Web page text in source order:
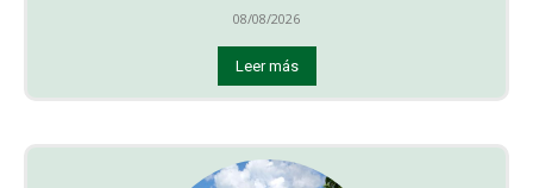
08/08/2026
Leer más